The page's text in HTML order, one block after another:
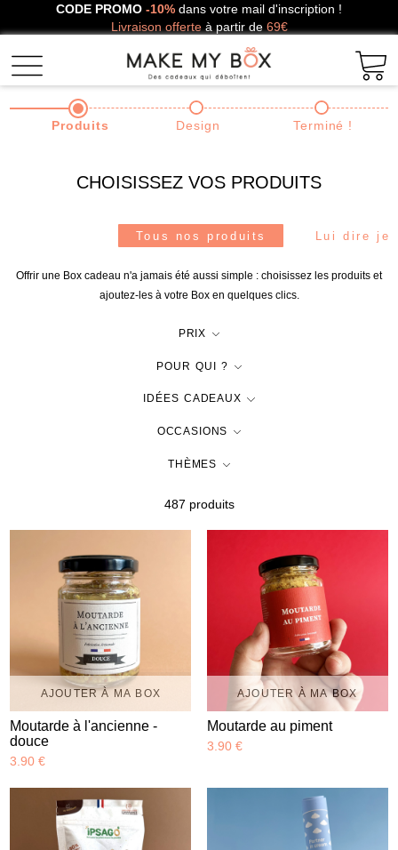
CODE PROMO -10% dans votre mail d'inscription !
Livraison offerteà partir de69€
Produits Design Terminé !
CHOISISSEZ VOS PRODUITS
Tous nos produits Lui dire je
Offrir une Box cadeau n'a jamais été aussi simple : choisissez les produits et
ajoutez-les à votre Box en quelques clics.
PRIX
POUR QUI ?
IDÉES CADEAUX
OCCASIONS
THÈMES
487 produits
AJOUTER À MA BOX
Moutarde à l'ancienne -
douce
3.90 €
AJOUTER À MA BOX
Moutarde au piment
3.90 €